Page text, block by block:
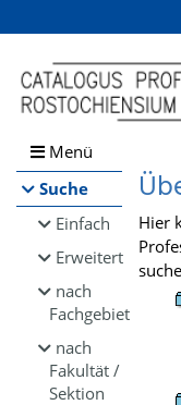
Browsen
direkt zum Inhalt
Menü
Suche
Einfach
Erweitert
nach
Fachgebiet
nach
Fakultät /
Sektion
Hier